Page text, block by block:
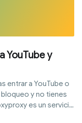
YouTube y
entrar a YouTube o
y no tienes
es un servicio
sitios restringidos